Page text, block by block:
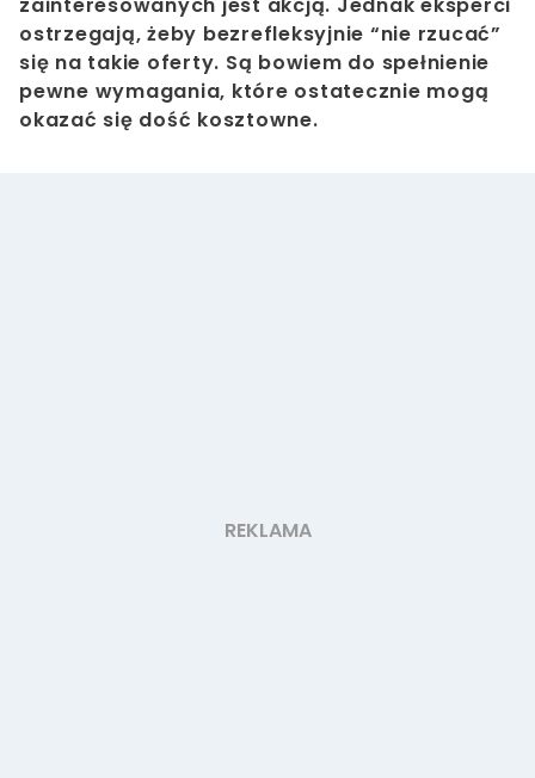
ostrzegają, żeby bezrefleksyjnie “nie rzucać”
się na takie oferty. Są bowiem do spełnienie
pewne wymagania, które ostatecznie mogą
okazać się dość kosztowne.